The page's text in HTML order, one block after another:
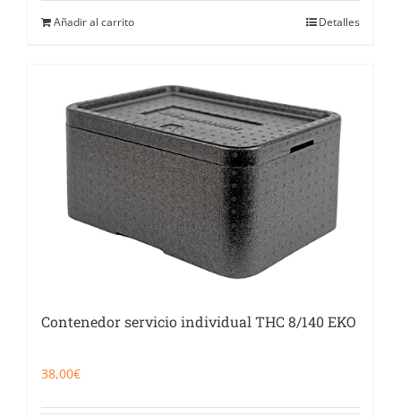
Añadir al carrito Detalles
Contenedor servicio individual THC 8/140 EKO
38,00€